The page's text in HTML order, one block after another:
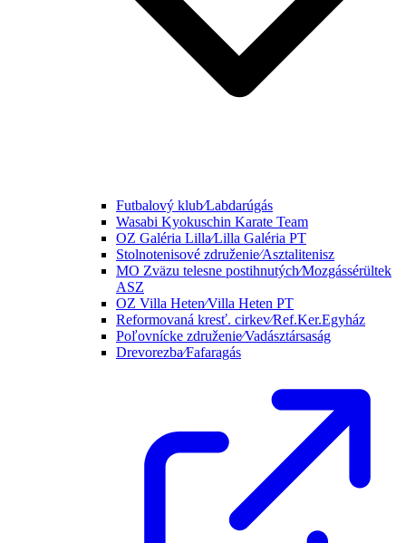
Futbalový klub⁄Labdarúgás
Wasabi Kyokuschin Karate Team
OZ Galéria Lilla⁄Lilla Galéria PT
Stolnotenisové združenie⁄Asztalitenisz
MO Zväzu telesne postihnutých⁄Mozgássérültek
ASZ
OZ Villa Heten⁄Villa Heten PT
Reformovaná kresť. cirkev⁄Ref.Ker.Egyház
Poľovnícke združenie⁄Vadásztársaság
Drevorezba⁄Fafaragás